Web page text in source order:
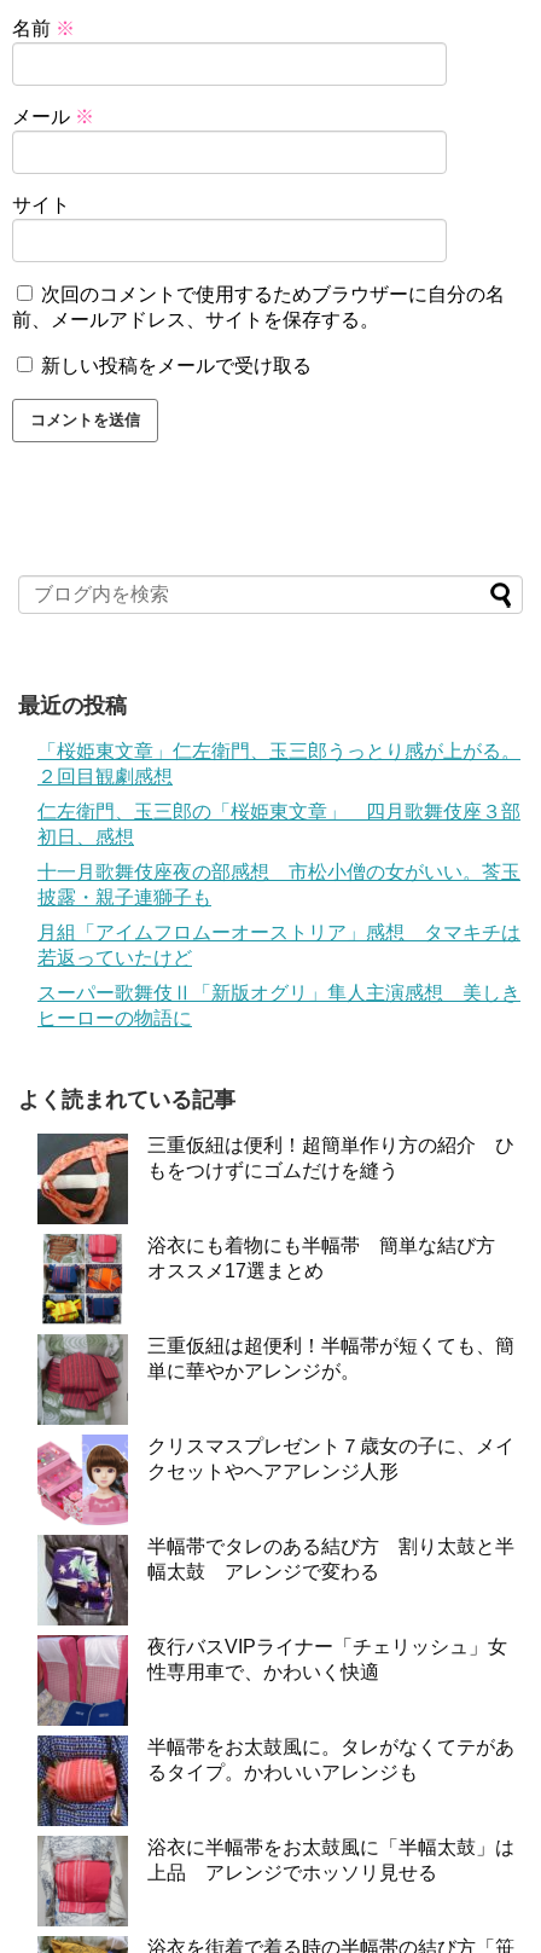
名前 ※
メール ※
サイト
次回のコメントで使用するためブラウザーに自分の名
前、メールアドレス、サイトを保存する。
新しい投稿をメールで受け取る
最近の投稿
「桜姫東文章」仁左衛門、玉三郎うっとり感が上がる。
２回目観劇感想
仁左衛門、玉三郎の「桜姫東文章」 四月歌舞伎座３部
初日、感想
十一月歌舞伎座夜の部感想 市松小僧の女がいい。莟玉
披露・親子連獅子も
月組「アイムフロムーオーストリア」感想 タマキチは
若返っていたけど
スーパー歌舞伎Ⅱ「新版オグリ」隼人主演感想 美しき
ヒーローの物語に
よく読まれている記事
三重仮紐は便利！超簡単作り方の紹介 ひ
もをつけずにゴムだけを縫う
浴衣にも着物にも半幅帯 簡単な結び方
オススメ17選まとめ
三重仮紐は超便利！半幅帯が短くても、簡
単に華やかアレンジが。
クリスマスプレゼント７歳女の子に、メイ
クセットやヘアアレンジ人形
半幅帯でタレのある結び方 割り太鼓と半
幅太鼓 アレンジで変わる
夜行バスVIPライナー「チェリッシュ」女
性専用車で、かわいく快適
半幅帯をお太鼓風に。タレがなくてテがあ
るタイプ。かわいいアレンジも
浴衣に半幅帯をお太鼓風に「半幅太鼓」は
上品 アレンジでホッソリ見せる
浴衣を街着で着る時の半幅帯の結び方「笹